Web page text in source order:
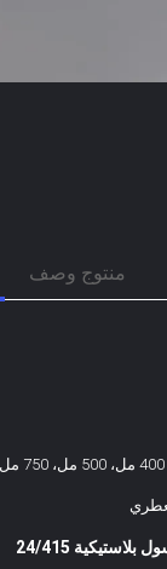
منتوج وصف
24/415